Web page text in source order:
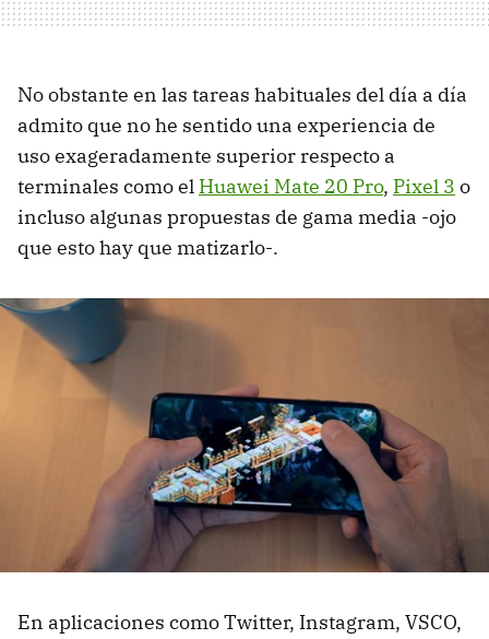
No obstante en las tareas habituales del día a día
admito que no he sentido una experiencia de
uso exageradamente superior respecto a
terminales como el Huawei Mate 20 Pro, Pixel 3 o
incluso algunas propuestas de gama media -ojo
que esto hay que matizarlo-.
En aplicaciones como Twitter, Instagram, VSCO,